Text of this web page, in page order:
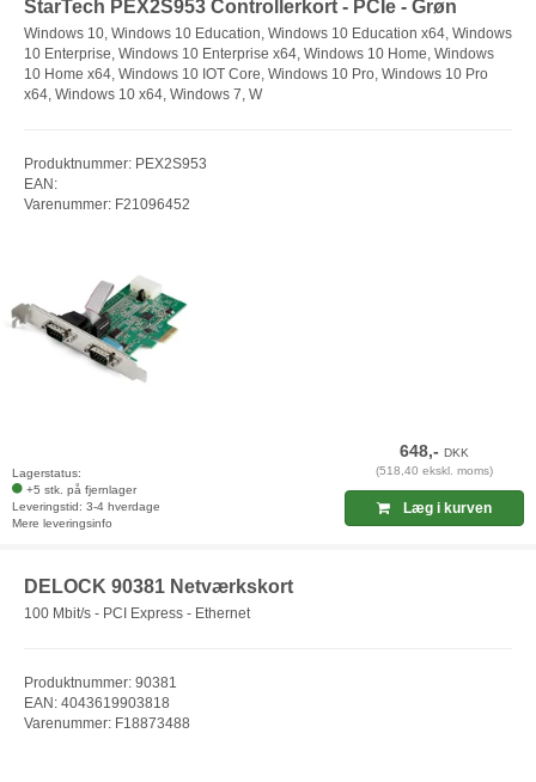
StarTech PEX2S953 Controllerkort - PCIe - Grøn
Windows 10, Windows 10 Education, Windows 10 Education x64, Windows
10 Enterprise, Windows 10 Enterprise x64, Windows 10 Home, Windows
10 Home x64, Windows 10 IOT Core, Windows 10 Pro, Windows 10 Pro
x64, Windows 10 x64, Windows 7, W
Produktnummer: PEX2S953
EAN:
Varenummer: F21096452
Lagerstatus:
+5 stk. på fjernlager
Leveringstid: 3-4 hverdage
Mere leveringsinfo
648,-DKK
(518,40 ekskl. moms)
Læg i kurven
DELOCK 90381 Netværkskort
100 Mbit/s - PCI Express - Ethernet
Produktnummer: 90381
EAN: 4043619903818
Varenummer: F18873488